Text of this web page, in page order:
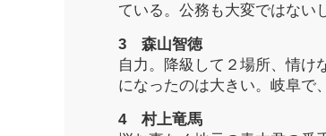
ている。公務も大変ではない
3 森山智徳
自力。降級して２場所、情け
になったのは大きい。岐阜で
4 村上竜馬